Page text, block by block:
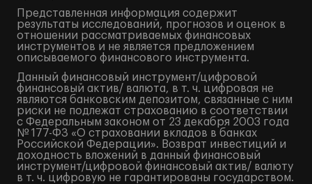
Представленная информация содержит
результаты исследований, прогнозов и оценок в
отношении рассматриваемых финансовых
инструментов и не является предложением
описываемого финансового инструмента.
Данный финансовый инструмент/цифровой
финансовый актив/ валюта, в т. ч. цифровая не
являются банковским депозитом, связанные с ним
риски не подлежат страхованию в соответствии
с Федеральным законом от 23 декабря 2003 года
№ 177-ФЗ «О страховании вкладов в банках
Российской Федерации». Возврат инвестиций и
доходность вложений в данный финансовый
инструмент/цифровой финансовый актив/ валюту
в т. ч. цифровую не гарантированы государством.